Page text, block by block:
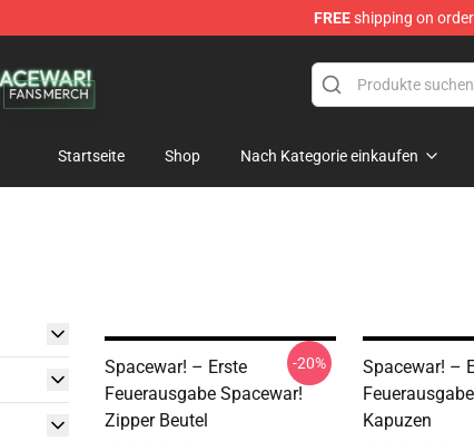
FREEshipping on
Startseite Shop Nach Kategorie einkaufen
Spacewar! – Erste
Feuerausgabe Spacewar!
Zipper Beutel
-20%
Spacewar! –
Kapuzen